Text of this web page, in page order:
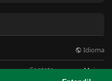
Idioma
Contato Mais